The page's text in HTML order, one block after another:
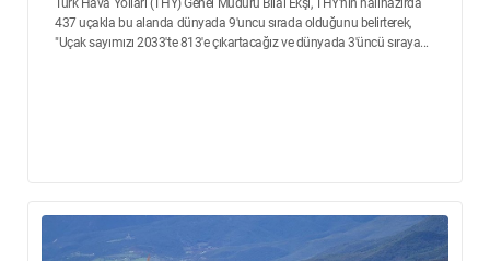
Türk Hava Yolları (THY) Genel Müdürü Bilal Ekşi, THY'nin halihazırda
437 uçakla bu alanda dünyada 9'uncu sırada olduğunu belirterek,
"Uçak sayımızı 2033'te 813'e çıkartacağız ve dünyada 3'üncü sıraya...